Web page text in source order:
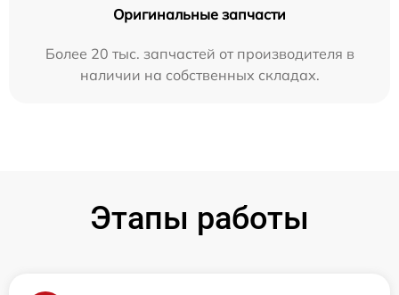
Оригинальные запчасти
Более 20 тыс. запчастей от производителя в
наличии на собственных складах.
Этапы работы